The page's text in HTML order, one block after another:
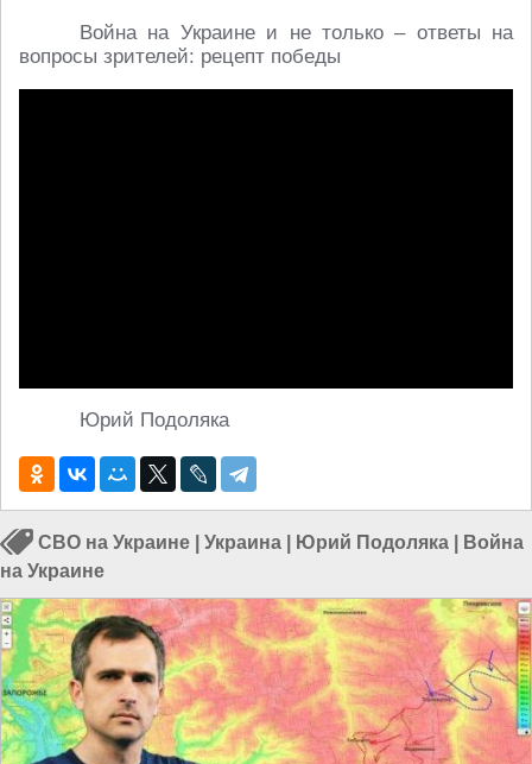
Война на Украине и не только – ответы на
вопросы зрителей: рецепт победы
Юрий Подоляка
СВО на Украине Украина Юрий Подоляка
Война
на Украине